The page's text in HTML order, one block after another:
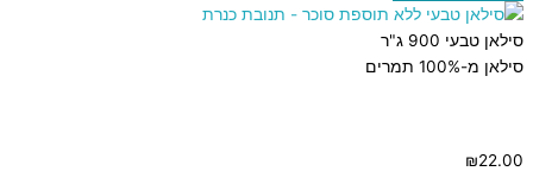
סילאן טבעי 900 ג"ר
סילאן מ-100% תמרים
₪22.00